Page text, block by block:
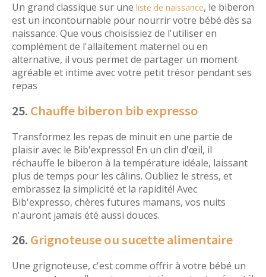
Un grand classique sur une liste de naissance, le biberon
est un incontournable pour nourrir votre bébé dès sa
naissance. Que vous choisissiez de l'utiliser en
complément de l'allaitement maternel ou en
alternative, il vous permet de partager un moment
agréable et intime avec votre petit trésor pendant ses
repas
25. Chauffe biberon bib expresso
Transformez les repas de minuit en une partie de
plaisir avec le Bib'expresso! En un clin d'œil, il
réchauffe le biberon à la température idéale, laissant
plus de temps pour les câlins. Oubliez le stress, et
embrassez la simplicité et la rapidité! Avec
Bib'expresso, chères futures mamans, vos nuits
n'auront jamais été aussi douces.
26. Grignoteuse ou sucette alimentaire
Une grignoteuse, c'est comme offrir à votre bébé un